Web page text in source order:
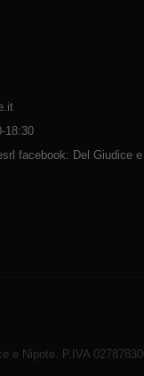
18:30
facebook: Del Giudice e
e Nipote. P.IVA